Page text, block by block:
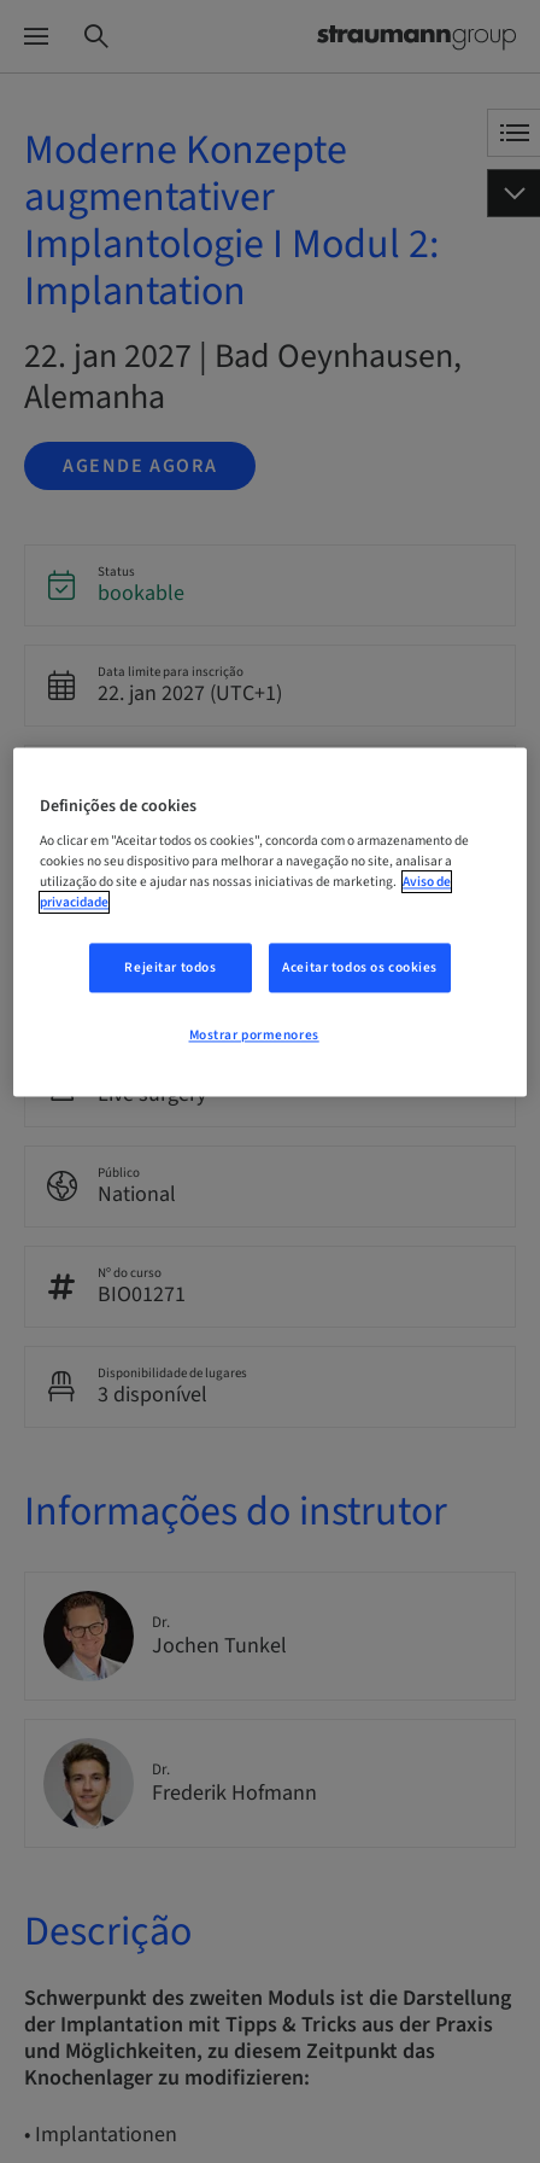
Moderne Konzepte
augmentativer
Implantologie I Modul 2:
Implantation
22. jan 2027 | Bad Oeynhausen,
Alemanha
AGENDE AGORA
Status
bookable
Data limite para inscrição
22. jan 2027 (UTC+1)
EUR 259.00
Idioma
Alemão
Pontos
9.00 Pontos
Live surgery
Público
National
Nº do curso
BIO01271
Disponibilidade de lugares
3 disponível
Informações do instrutor
Dr.
Jochen Tunkel
Dr.
Frederik Hofmann
Descrição
Schwerpunkt des zweiten Moduls ist die Darstellung
der Implantation mit Tipps & Tricks aus der Praxis
und Möglichkeiten, zu diesem Zeitpunkt das
Knochenlager zu modifizieren:
• Implantationen
Definições de cookies
Ao clicar em "Aceitar todos os cookies", concorda com o armazenamento de
cookies no seu dispositivo para melhorar a navegação no site, analisar a
utilização do site e ajudar nas nossas iniciativas de marketing. Aviso de
privacidade
Rejeitar todos Aceitar todos os cookies
Mostrar pormenores